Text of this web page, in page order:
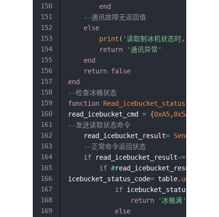
end
--通讯故障无返回值
else
print ( '读取制冰机状态时，与制冰
return
'通讯异常'
end
return false
end
--检查冰桶状态
function Read_icebucket_status
read_icebucket_cmd = {0xA5,0x5A
--发送读取状态命令
    read_icebucket_result
=
--正常命令返回状态
if read_icebucket_result~=false
if #read_icebucket_result
icebucket_status_code= table. unpack
if icebucket_status_code
return
'冰桶满'
else